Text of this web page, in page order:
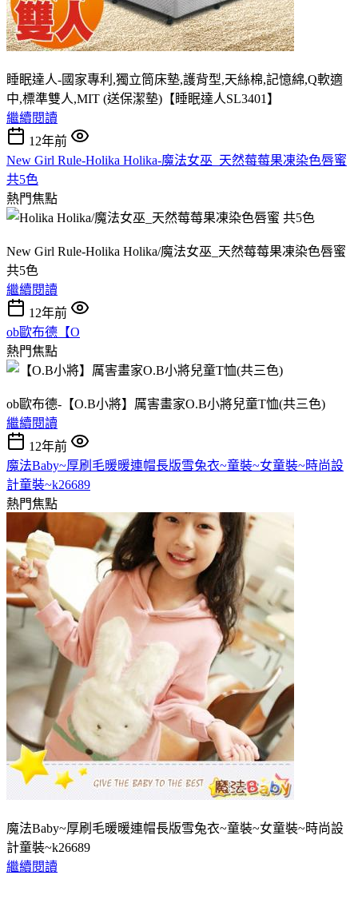
睡眠達人-國家專利,獨立筒床墊,護背型,天絲棉,記憶綿,Q軟適
中,標準雙人,MIT (送保潔墊)【睡眠達人SL3401】
繼續閱讀
12年前
New Girl Rule-Holika Holika-魔法女巫_天然莓莓果凍染色唇蜜
共5色
熱門焦點
New Girl Rule-Holika Holika/魔法女巫_天然莓莓果凍染色唇蜜
共5色
繼續閱讀
12年前
ob歐布德【O
熱門焦點
ob歐布德-【O.B小將】厲害畫家O.B小將兒童T恤(共三色)
繼續閱讀
12年前
魔法Baby~厚刷毛暖暖連帽長版雪兔衣~童裝~女童裝~時尚設
計童裝~k26689
熱門焦點
魔法Baby~厚刷毛暖暖連帽長版雪兔衣~童裝~女童裝~時尚設
計童裝~k26689
繼續閱讀